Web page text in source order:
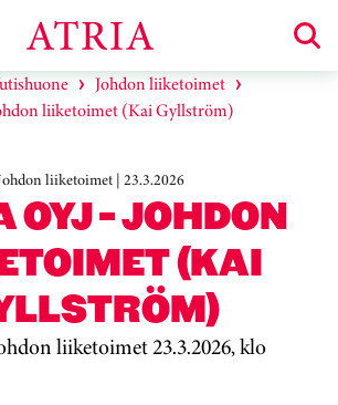
Johdon liiketoimet
liiketoimet (Kai Gyllström)
liiketoimet | 23.3.2026
OYJ - JOHDON
(KAI
liiketoimet 23.3.2026, klo